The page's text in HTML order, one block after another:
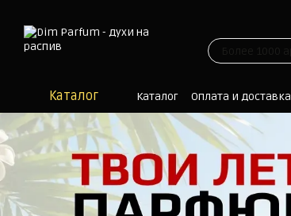
Каталог Каталог Оплата и доставка
Отзывы
Блог